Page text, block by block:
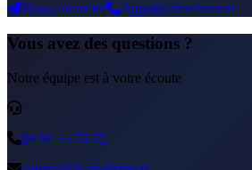
Nous contacter
Appeler directement
Vous avez des questions ?
Notre équipe est à votre écoute
04 82 53 73 75